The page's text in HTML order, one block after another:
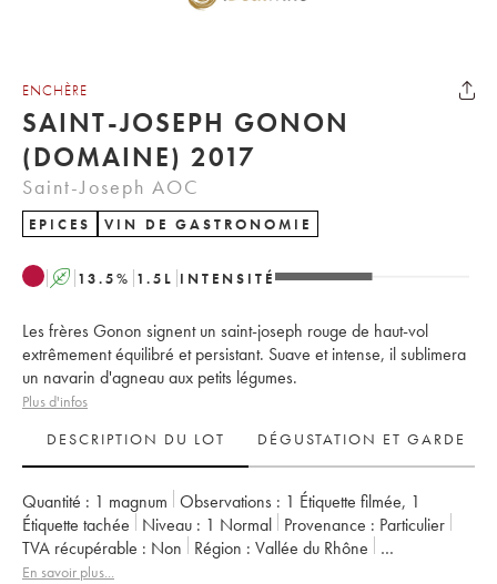
ENCHÈRE
SAINT-JOSEPH GONON
(DOMAINE) 2017
Saint-Joseph AOC
EPICES VIN DE GASTRONOMIE
A 13.5% 1.5 L INTENSITÉ
Les frères Gonon signent un saint-joseph rouge de haut-vol
extrêmement équilibré et persistant. Suave et intense, il sublimera
un navarin d'agneau aux petits légumes.
Plus d'infos
DESCRIPTION DU LOT
DÉGUSTATION ET GARDE
Quantité : 1 magnum Observations : 1 Étiquette filmée, 1
Étiquette tachée
Niveau : 1 Normal Provenance : particulier
TVA récupérable :
non Région :
Vallée du Rhône
Appellation :
En savoir plus...